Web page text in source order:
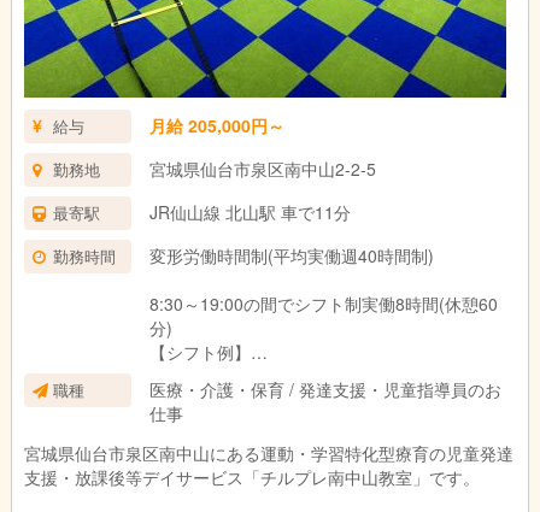
給与 月給 205,000円～
勤務地 宮城県仙台市泉区南中山2-2-5
最寄駅 JR仙山線 北山駅 車で11分
勤務時間
変形労働時間制(平均実働週40時間制)
8:30～19:00の間でシフト制実働8時間(休憩60
分)
【シフト例】
■8:30～17:30
■9:00～18:00
■9:30～18:30 等
※勤務時間相談可
職種
医療・介護・保育 / 発達支援・児童指導員のお
仕事
宮城県仙台市泉区南中山にある運動・学習特化型療育の児童発達
支援・放課後等デイサービス「チルプレ南中山教室」です。